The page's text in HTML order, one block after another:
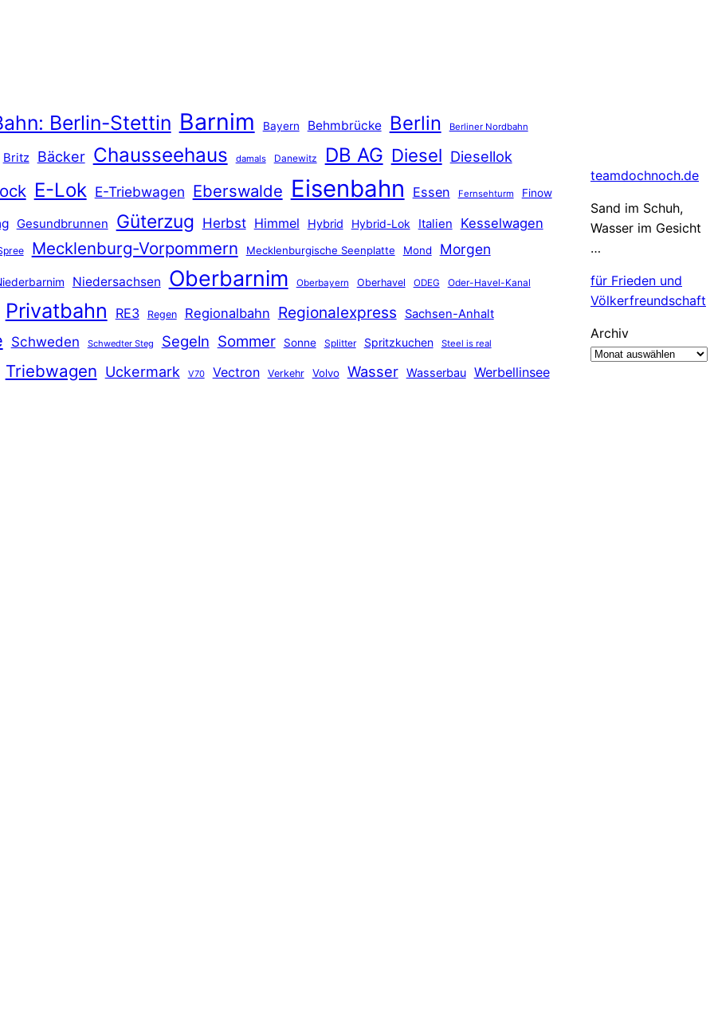
Berlin-Stettin Barnim Bayern Behmbrücke Berlin Berliner Nordbahn
Britz Bäcker Chausseehaus damals Danewitz DB AG Diesel Diesellok
E-Lok E-Triebwagen Eberswalde Eisenbahn Essen Fernsehturm Finow
Gesundbrunnen Güterzug Herbst Himmel Hybrid Hybrid-Lok Italien Kesselwagen
Mecklenburg-Vorpommern Mecklenburgische Seenplatte Mond Morgen
Niedersachsen Oberbarnim Oberbayern Oberhavel ODEG Oder-Havel-Kanal
Privatbahn RE3 Regen Regionalbahn Regionalexpress Sachsen-Anhalt
Schweden Schwedter Steg Segeln Sommer Sonne Splitter Spritzkuchen Steel is real
Triebwagen Uckermark V70 Vectron Verkehr Volvo Wasser Wasserbau Werbellinsee
teamdochnoch.de
Sand im Schuh,
Wasser im Gesicht
…
für Frieden und
Völkerfreundschaft
Archiv